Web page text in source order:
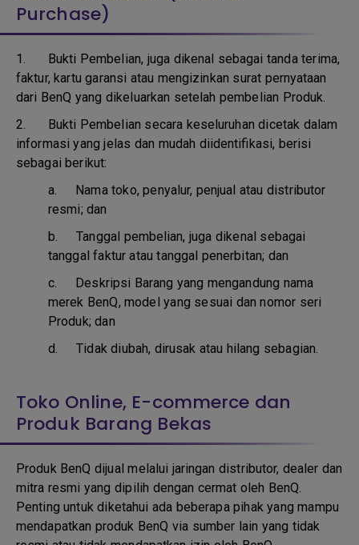
Purchase)
1. Bukti Pembelian, juga dikenal sebagai tanda terima,
faktur, kartu garansi atau mengizinkan surat pernyataan
dari BenQ yang dikeluarkan setelah pembelian Produk.
2. Bukti Pembelian secara keseluruhan dicetak dalam
informasi yang jelas dan mudah diidentifikasi, berisi
sebagai berikut:
a. Nama toko, penyalur, penjual atau distributor
resmi; dan
b. Tanggal pembelian, juga dikenal sebagai
tanggal faktur atau tanggal penerbitan; dan
c. Deskripsi Barang yang mengandung nama
merek BenQ, model yang sesuai dan nomor seri
Produk; dan
d.Tidak diubah, dirusak atau hilang sebagian.
Toko Online, E-commerce dan
Produk Barang Bekas
Produk BenQ dijual melalui jaringan distributor, dealer dan
mitra resmi yang dipilih dengan cermat oleh BenQ.
Penting untuk diketahui ada beberapa pihak yang mampu
mendapatkan produk BenQ via sumber lain yang tidak